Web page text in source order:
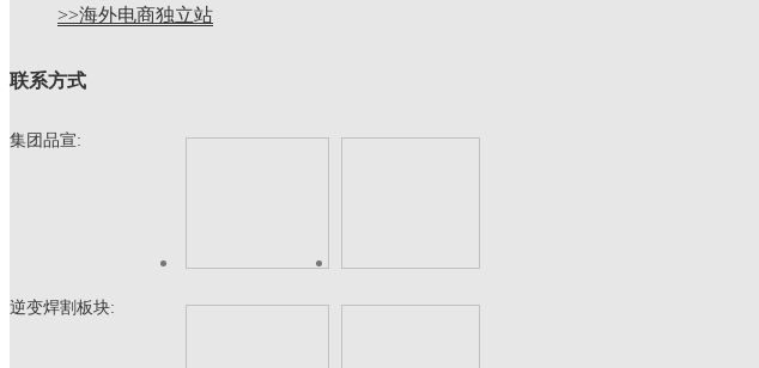
>>海外电商独立站
联系方式
集团品宣:
逆变焊割板块: